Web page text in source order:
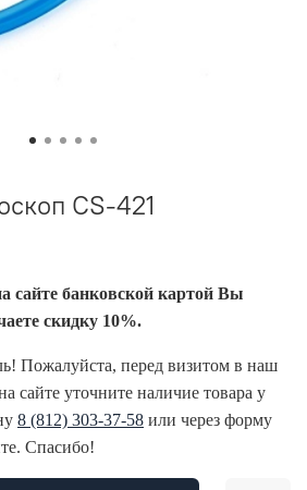
CS-421
сайте банковской картой Вы
скидку 10%.
Пожалуйста, перед визитом в наш
сайте уточните наличие товара у
8 (812) 303-37-58 или через форму
Спасибо!